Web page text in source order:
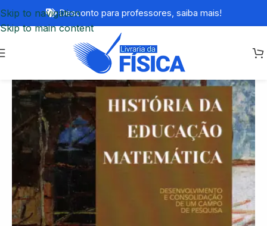
Skip to navigation
Skip to main content
Desconto para professores, saiba mais!